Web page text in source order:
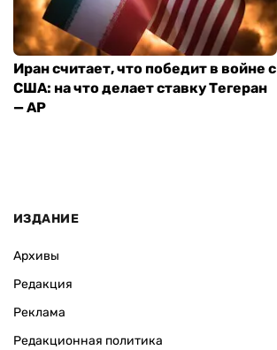
Иран считает, что победит в войне с
США: на что делает ставку Тегеран
— AP
ИЗДАНИЕ
Архивы
Редакция
Реклама
Редакционная политика